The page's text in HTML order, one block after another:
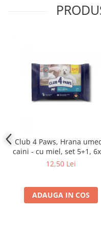
Club 4 Paws, Hrana
caini - cu miel, set 5+1,
g
12,50 Lei
ADAUGA IN COS